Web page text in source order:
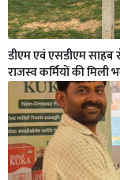
डीएम एवं एसडीएम साहब
राजस्व कर्मियों की मिली